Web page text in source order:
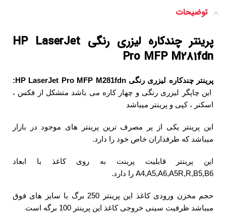
توضیحات
پرینتر چندکاره لیزری رنگی HP LaserJet
Pro MFP M281fdn
پرینتر چندکاره لیزری رنگی HP LaserJet Pro MFP M281fdn:
این چاپگر لیزری رنگی و چهار کاره می باشد متشکل از فکس ،
اسکنر ، کپی و پرینتر میباشد
این پرینتر یکی از پر مصرف ترین پرینتر های موجود در بازار
میباشد که طرفداران خاص خود را دارد.
این پرینتر قابلیت پرینت به روی کاغذ با ابعاد
A4,A5,A6,A5R,R,B5,B6 را دارد.
حجم مخزن ورودی کاغذ این پرینتر 250 برگ با سایز های فوق
میباشد ظرفیت سینی خروجی کاغذ این پرینتر 100 برگه است